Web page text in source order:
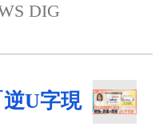
DIG
U字現